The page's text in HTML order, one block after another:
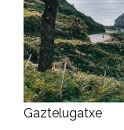
Gaztelugatxe